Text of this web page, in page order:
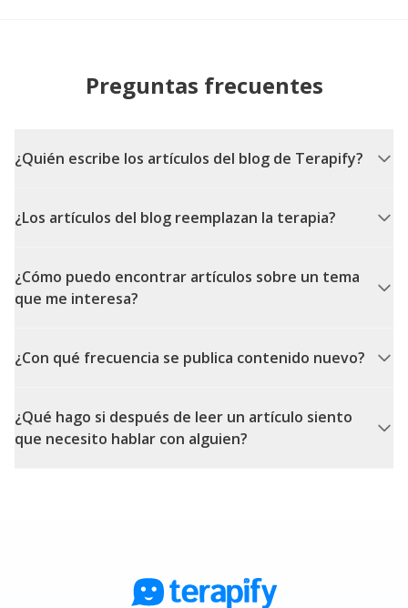
Preguntas frecuentes
¿Quién escribe los artículos del blog de Terapify?
¿Los artículos del blog reemplazan la terapia?
¿Cómo puedo encontrar artículos sobre un tema
que me interesa?
¿Con qué frecuencia se publica contenido nuevo?
¿Qué hago si después de leer un artículo siento
que necesito hablar con alguien?